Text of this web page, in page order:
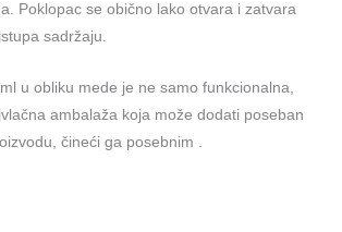
Poklopac se obično lako otvara i zatvara
sadržaju.
u obliku mede je ne samo funkcionalna,
ambalaža koja može dodati poseban
čineći ga posebnim .